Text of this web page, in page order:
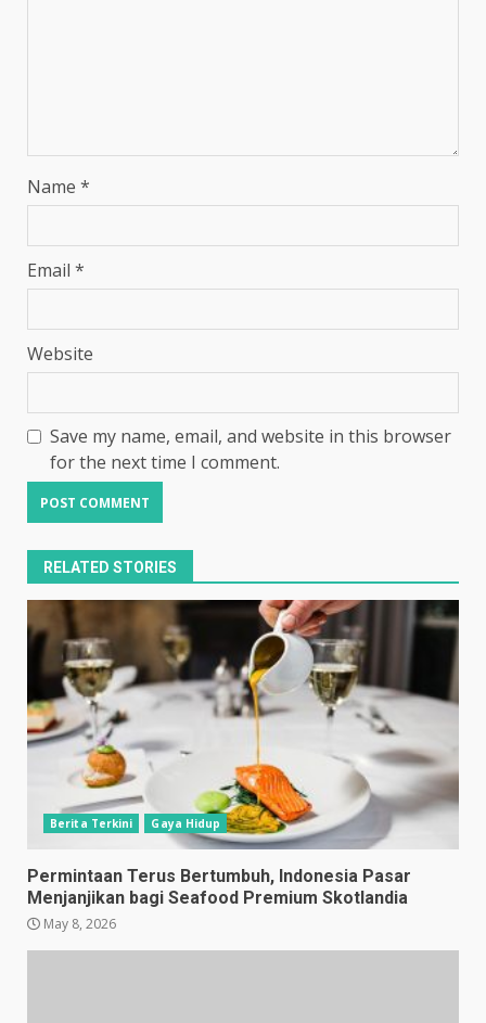
Name *
Email *
Website
Save my name, email, and website in this browser
for the next time I comment.
RELATED STORIES
Berita Terkini Gaya Hidup
Permintaan Terus Bertumbuh, Indonesia Pasar
Menjanjikan bagi Seafood Premium Skotlandia
May 8, 2026